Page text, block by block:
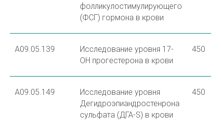
фолликулостимулирующего
(ФСГ) гормона в крови
A09.05.139
Исследование уровня 17-
ОН прогестерона в крови
450
A09.05.149
Исследование уровня
Дегидроэпиандростенрона
сульфата (ДГА-S) в крови
450